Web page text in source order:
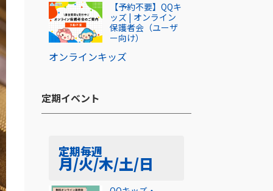
オンラインキッズ
【予約不要】QQキ
ッズ | オンライン
保護者会（ユーザ
ー向け）
定期イベント​
定期毎週
月/火/木/土/日